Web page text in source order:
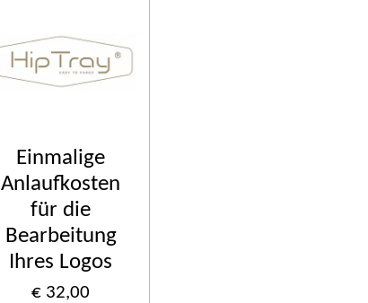
Einmalige
Anlaufkosten
für die
Bearbeitung
Ihres Logos
€ 32,00